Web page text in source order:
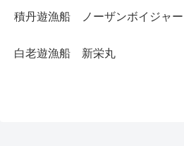
積丹遊漁船 ノーザンボイジャーⅡ
白老遊漁船 新栄丸